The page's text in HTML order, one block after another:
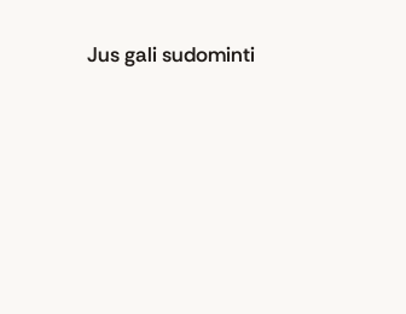
Jus gali sudominti